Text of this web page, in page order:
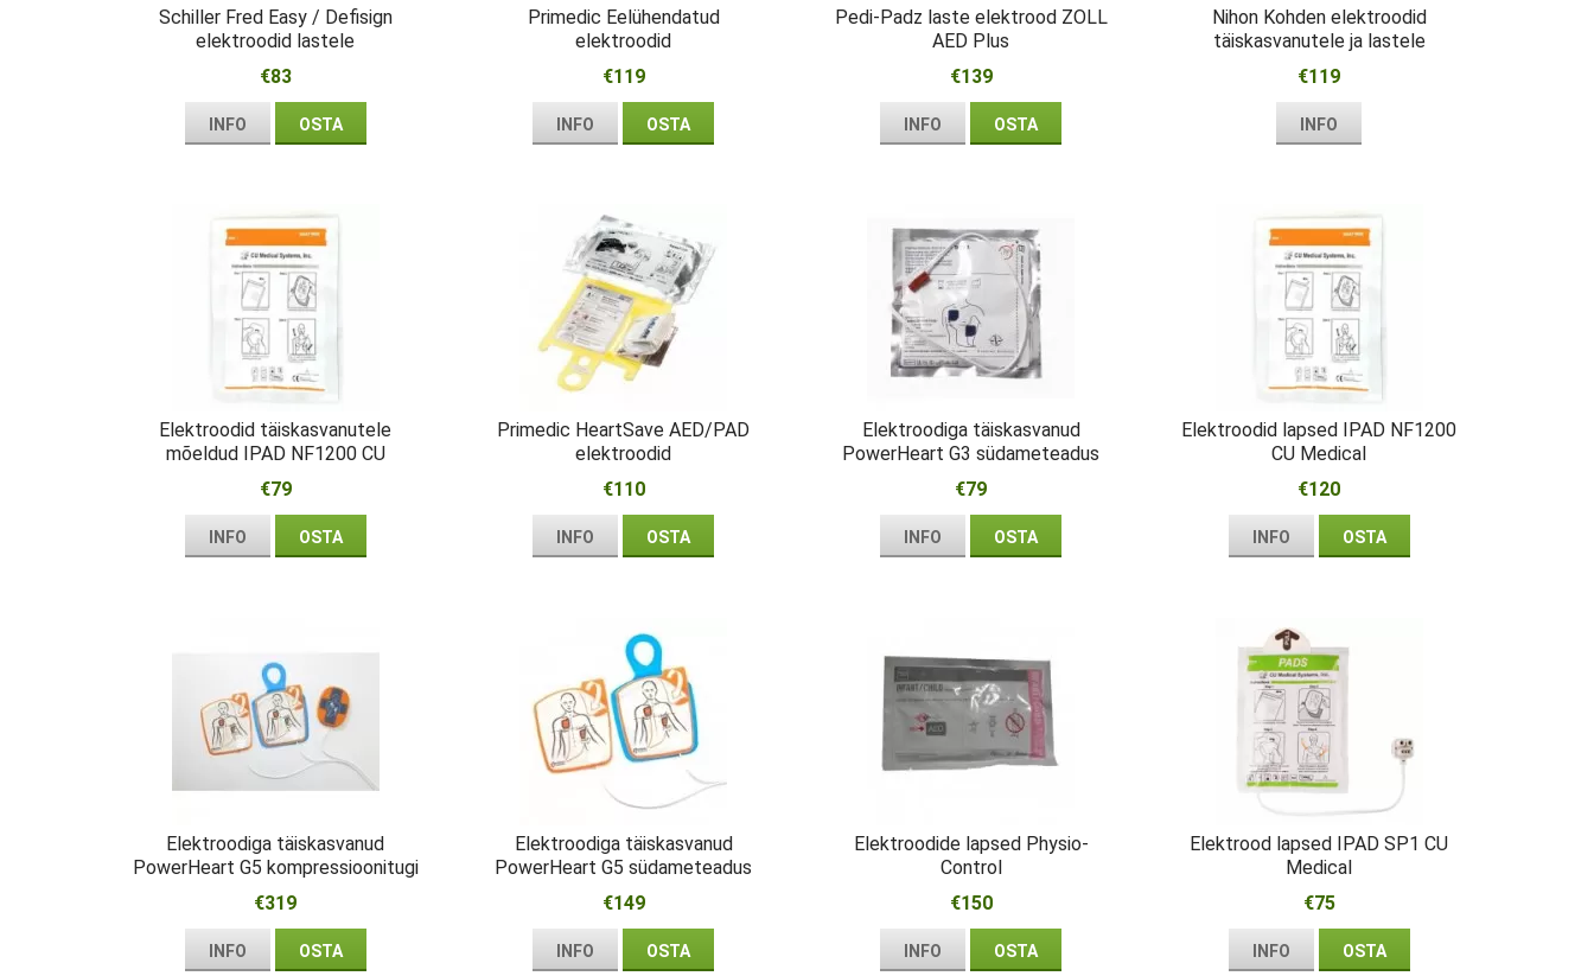
Schiller Fred Easy / Defisign
elektroodid lastele
€83
INFO OSTA
Primedic Eelühendatud
elektroodid
€119
INFO OSTA
Pedi-Padz laste elektrood ZOLL
AED Plus
€139
INFO OSTA
Nihon Kohden elektroodid
täiskasvanutele ja lastele
Cardiolife AED
€119
INFO
Elektroodid täiskasvanutele
mõeldud IPAD NF1200 CU
Medical
€79
INFO OSTA
Primedic HeartSave AED/PAD
elektroodid
€110
INFO OSTA
Elektroodiga täiskasvanud
PowerHeart G3 südameteadus
€79
INFO OSTA
Elektroodid lapsed IPAD NF1200
CU Medical
€120
INFO OSTA
Elektroodiga täiskasvanud
PowerHeart G5 kompressioonitugi
€319
INFO OSTA
Elektroodiga täiskasvanud
PowerHeart G5 südameteadus
€149
INFO OSTA
Elektroodide lapsed Physio-
Control
€150
INFO OSTA
Elektrood lapsed IPAD SP1 CU
Medical
€75
INFO OSTA